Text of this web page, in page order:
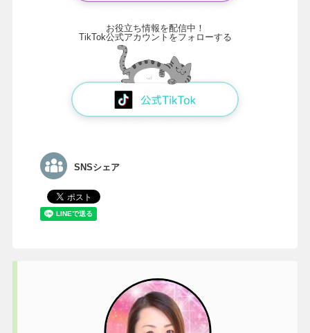
お役立ち情報を配信中！
TikTok公式アカウントをフォローする
SNSシェア